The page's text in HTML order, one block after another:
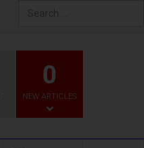
for results.
0
NEW ARTICLES